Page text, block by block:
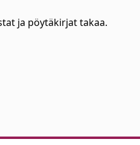
ja pöytäkirjat takaa.